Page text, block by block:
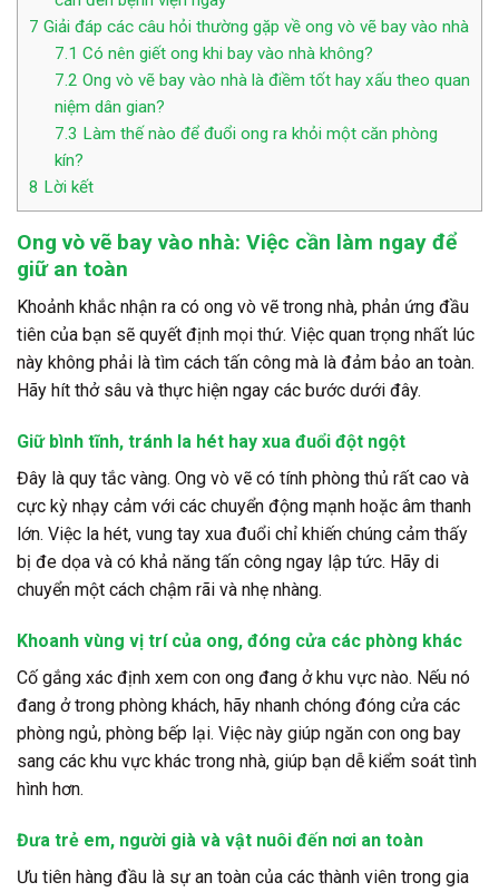
7 Giải đáp các câu hỏi thường gặp về ong vò vẽ bay vào nhà
7.1 Có nên giết ong khi bay vào nhà không?
7.2 Ong vò vẽ bay vào nhà là điềm tốt hay xấu theo quan
niệm dân gian?
7.3 Làm thế nào để đuổi ong ra khỏi một căn phòng
kín?
8 Lời kết
Ong vò vẽ bay vào nhà: Việc cần làm ngay để
giữ an toàn
Khoảnh khắc nhận ra có ong vò vẽ trong nhà, phản ứng đầu
tiên của bạn sẽ quyết định mọi thứ. Việc quan trọng nhất lúc
này không phải là tìm cách tấn công mà là đảm bảo an toàn.
Hãy hít thở sâu và thực hiện ngay các bước dưới đây.
Giữ bình tĩnh, tránh la hét hay xua đuổi đột ngột
Đây là quy tắc vàng. Ong vò vẽ có tính phòng thủ rất cao và
cực kỳ nhạy cảm với các chuyển động mạnh hoặc âm thanh
lớn. Việc la hét, vung tay xua đuổi chỉ khiến chúng cảm thấy
bị đe dọa và có khả năng tấn công ngay lập tức. Hãy di
chuyển một cách chậm rãi và nhẹ nhàng.
Khoanh vùng vị trí của ong, đóng cửa các phòng khác
Cố gắng xác định xem con ong đang ở khu vực nào. Nếu nó
đang ở trong phòng khách, hãy nhanh chóng đóng cửa các
phòng ngủ, phòng bếp lại. Việc này giúp ngăn con ong bay
sang các khu vực khác trong nhà, giúp bạn dễ kiểm soát tình
hình hơn.
Đưa trẻ em, người già và vật nuôi đến nơi an toàn
Ưu tiên hàng đầu là sự an toàn của các thành viên trong gia